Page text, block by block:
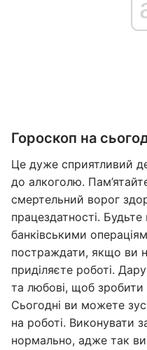
Гороскоп на
Це дуже сприятливий
до алкоголю.
смертельний ворог
працездатності.
банківськими
постраждати, якщо ви
приділяєте роботі.
та любові, щоб
Сьогодні ви можете
на роботі. Виконувати
нормально, адже так